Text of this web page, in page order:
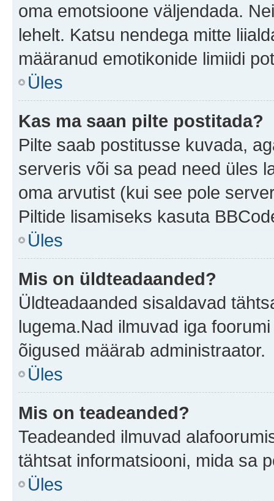
oma emotsioone väljendada.
lehelt. Katsu nendega mitte
määranud emotikonide limiidi
Üles
Kas ma saan pilte postitada?
Pilte saab postitusse kuvada,
serveris või sa pead need üles
oma arvutist (kui see pole
Piltide lisamiseks kasuta
Üles
Mis on üldteadaanded?
Üldteadaanded sisaldavad
lugema.Nad ilmuvad iga
õigused määrab administraator.
Üles
Mis on teadeanded?
Teadeanded ilmuvad
tähtsat informatsiooni, mida sa
Üles